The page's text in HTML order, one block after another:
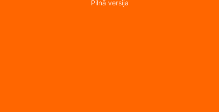
Pilnā versija